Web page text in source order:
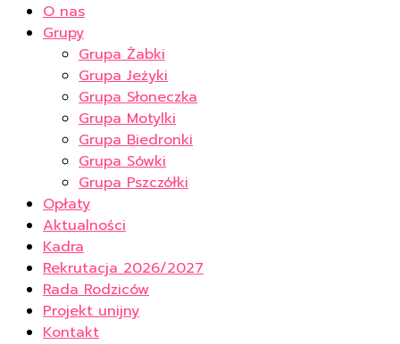
O nas
Grupy
Grupa Żabki
Grupa Jeżyki
Grupa Słoneczka
Grupa Motylki
Grupa Biedronki
Grupa Sówki
Grupa Pszczółki
Opłaty
Aktualności
Kadra
Rekrutacja 2026/2027
Rada Rodziców
Projekt unijny
Kontakt